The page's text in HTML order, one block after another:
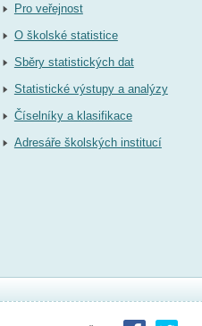
Pro veřejnost
O školské statistice
Sběry statistických dat
Statistické výstupy a analýzy
Číselníky a klasifikace
Adresáře školských institucí